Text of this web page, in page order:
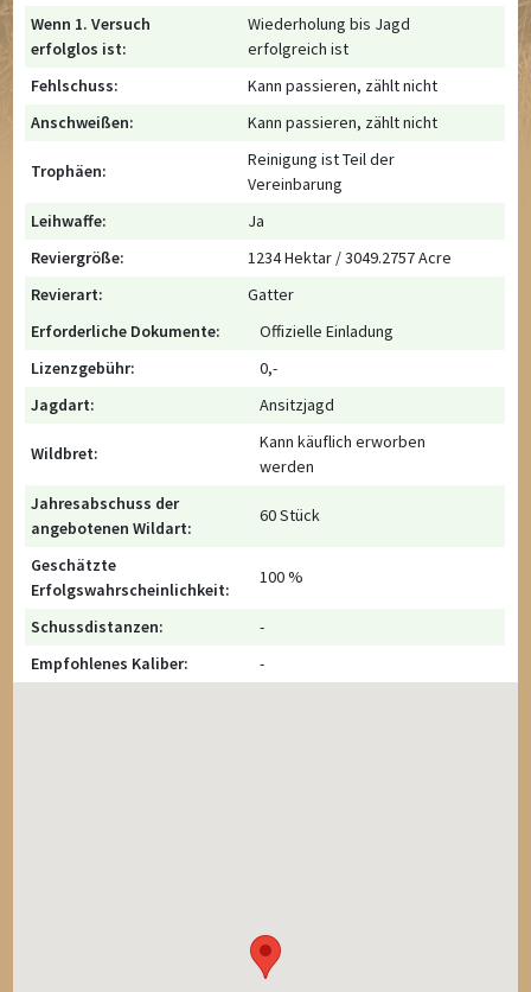
Wenn 1. Versuch
erfolglos ist:
Wiederholung bis Jagd
erfolgreich ist
Fehlschuss:
Kann passieren, zählt nicht
Anschweißen:
Kann passieren, zählt nicht
Trophäen:
Reinigung ist Teil der
Vereinbarung
Leihwaffe:
Ja
Reviergröße:
1234 Hektar / 3049.2757 Acre
Revierart:
Gatter
Erforderliche Dokumente:
Offizielle Einladung
Lizenzgebühr:
0,-
Jagdart:
Ansitzjagd
Wildbret:
Kann käuflich erworben
werden
Jahresabschuss der
angebotenen Wildart:
60 Stück
Geschätzte
Erfolgswahrscheinlichkeit:
100 %
Schussdistanzen:
-
Empfohlenes Kaliber:
-